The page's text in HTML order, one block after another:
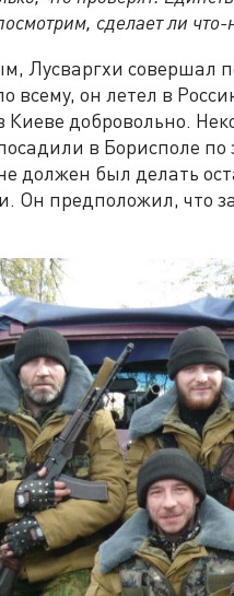
сделает ли что-
Лусваргхи совершал
всему, он летел в
Киеве добровольно.
в Борисполе по
должен был делать
Он предположил, что